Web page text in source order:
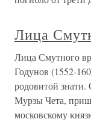
Лица
Лица Смутного
Годунов (1552-
родовитой
Мурзы Чета,
московскому